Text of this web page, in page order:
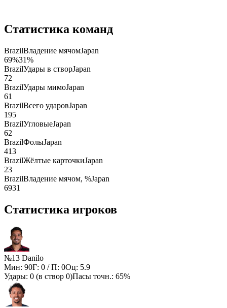
Статистика команд
BrazilВладение мячомJapan
69%31%
BrazilУдары в створJapan
72
BrazilУдары мимоJapan
61
BrazilВсего ударовJapan
195
BrazilУгловыеJapan
62
BrazilФолыJapan
413
BrazilЖёлтые карточкиJapan
23
BrazilВладение мячом, %Japan
6931
Статистика игроков
№13 Danilo
Мин: 90Г: 0 / П: 0Оц: 5.9
Удары: 0 (в створ 0)Пасы точн.: 65%